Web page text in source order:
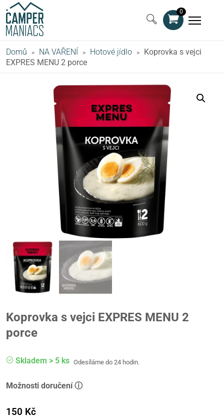
0
Domů > NA VAŘENÍ > Hotové jídlo >
Koprovka s vejci
EXPRES MENU 2 porce
Koprovka s vejci EXPRES MENU 2
porce
Skladem > 5 ks Odesíláme do 24 hodin.
Možnosti doručení ⓘ
150 Kč